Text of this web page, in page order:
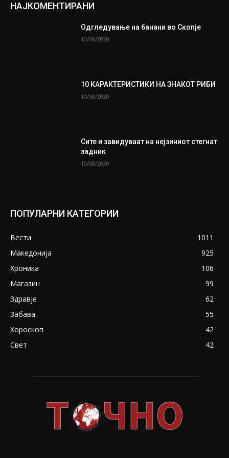
НАЈКОМЕНТИРАНИ
Одгледување на банани во Скопје
10/08/2020
10 КАРАКТЕРИСТИКИ НА ЗНАКОТ РИБИ
10/08/2020
Сите и завидуваат на нејзиниот стегнат
задник
10/08/2020
ПОПУЛАРНИ КАТЕГОРИИ
Вести
1011
Македонија
925
Хроника
106
Магазин
99
Здравје
62
Забава
55
Хороскоп
42
Свет
42